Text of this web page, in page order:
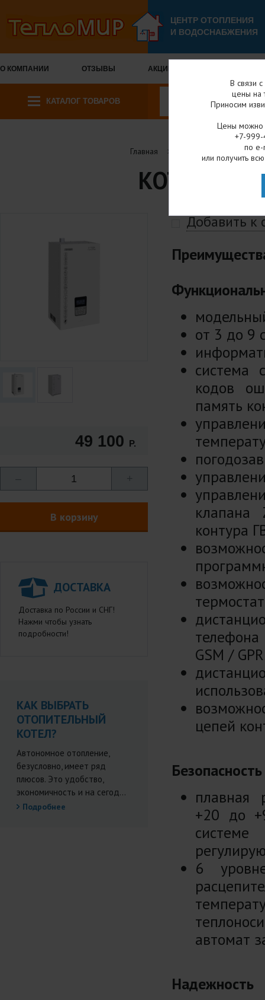
ЦЕНТР ОТОПЛЕНИЯ
И ВОДОСНАБЖЕНИЯ
О КОМПАНИИ ОТЗЫВЫ АКЦИИ И СКИДКИ
КАТАЛОГ ТОВАРОВ
Главная
КОТЕЛ
49 100 Р.
+
– 1
В корзину
ДОСТАВКА
Доставка по России и СНГ!
Нажми чтобы узнать
подробности!
КАК ВЫБРАТЬ
ОТОПИТЕЛЬНЫЙ
КОТЕЛ?
Автономное отопление,
безусловно, имеет ряд
плюсов. Это удобство,
экономичность и на сегод...
Подробнее
Добавить к
от 3 до 9
система
кодов
память
клапана
контура
GSM /
цепей
Безопасность
плавная
+20 до
6
автомат
Надежность
В связи
цены на
Приносим
Цены можно
+7-
по
или получить